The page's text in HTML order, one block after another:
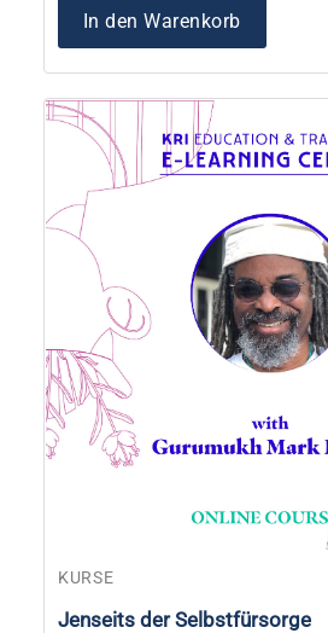
In den Warenkorb
KURSE
Jenseits der Selbstfürsorge